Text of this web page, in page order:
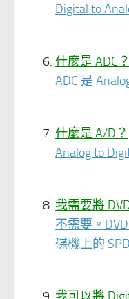
Digital to
什麼是 ADC？
ADC 是
什麼是 A/D？
Analog to
我需要將
不需要。
碟機上的